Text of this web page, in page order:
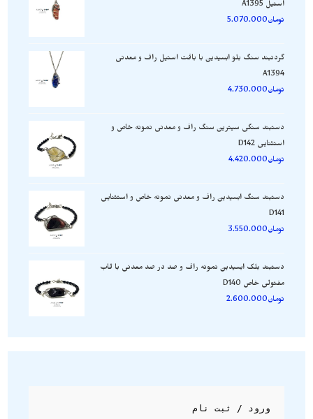
استیل A1395
تومان5.070.000
گردنبند سنگ بلو ابسیدین با بافت استیل راف و معدنی
A1394
تومان4.730.000
دستبند سنگی سیترین سنگ راف و معدنی نمونه خاص و
استثنایی D142
تومان4.420.000
دستبند سنگ ابسیدین راف و معدنی نمونه خاص و استثنایی
D141
تومان3.550.000
دستبند بلک ابسیدین نمونه راف و صد در صد معدنی با قاب
مفتولی خاص D140
تومان2.600.000
ورود / ثبت نام